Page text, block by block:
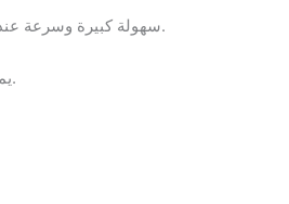
سهولة كبيرة وسرعة عند التركيب والإعداد، كما يتم فكه وحمله ونقله إلى مكان او حدث آخر دون مجهود.
يمكن تحديث الرسالة الإعلانية وطباعة رسالة اخرى وحملها على الاستاند بسهولة.